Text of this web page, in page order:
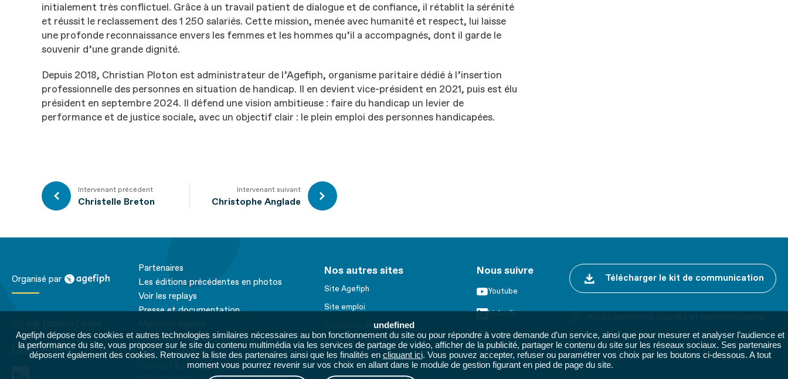
undefined
Agefiph dépose des cookies et autres technologies similaires nécessaires au bon fonctionnement du site ou pour répondre à votre demande d’un service, ainsi que pour mesurer et analyser l’audience et
la performance du site, vous proposer sur le site du contenu multimédia via les services de partage de vidéo, afficher de la publicité, partager le contenu du site sur les réseaux sociaux. Ses partenaires
déposent également des cookies. Retrouvez la liste des partenaires ainsi que les finalités en cliquant ici. Vous pouvez accepter, refuser ou paramétrer vos choix par les boutons ci-dessous. A tout
moment vous pourrez revenir sur vos choix en allant dans le module de gestion figurant en pied de page du site.
initialement très conflictuel. Grâce à un travail patient de dialogue et de confiance, il rétablit la sérénité
et réussit le reclassement des 1 250 salariés. Cette mission, menée avec humanité et respect, lui laisse
une profonde reconnaissance envers les femmes et les hommes qu’il a accompagnés, dont il garde le
souvenir d’une grande dignité.
Depuis 2018, Christian Ploton est administrateur de l’Agefiph, organisme paritaire dédié à l’insertion
professionnelle des personnes en situation de handicap. Il en devient vice-président en 2021, puis est élu
président en septembre 2024. Il défend une vision ambitieuse : faire du handicap un levier de
performance et de justice sociale, avec un objectif clair : le plein emploi des personnes handicapées.
Intervenant précédent
Christelle Breton
Intervenant suivant
Christophe Anglade
Organisé par agefiph
La république du
centre
Partenaires
Les éditions précédentes en photos
Voir les replays
Presse et documentation
Traitement des données et droits
Politique cookies
Contact & infos pratiques
Nos autres sites
Site Agefiph
Site emploi
Activateur de progrès
Innovation et recherche
Handinnov
Nous suivre
Youtube
Linkedin
Facebook
Twitter
Télécharger le kit de communication